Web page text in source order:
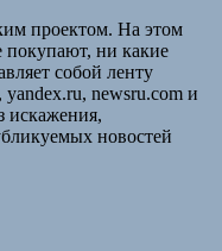
проектом. На этом
покупают, ни какие
собой ленту
yandex.ru, newsru.com и
искажения,
новостей